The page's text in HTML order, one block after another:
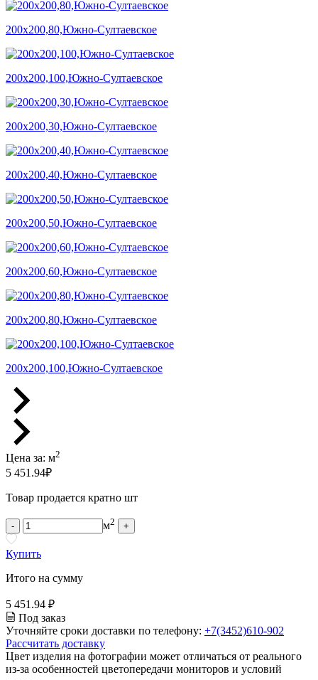
200х200,80,Южно-Султаевское
200х200,100,Южно-Султаевское
200х200,30,Южно-Султаевское
200х200,40,Южно-Султаевское
200х200,50,Южно-Султаевское
200х200,60,Южно-Султаевское
200х200,80,Южно-Султаевское
200х200,100,Южно-Султаевское
Цена за: м2
5 451.94₽
Товар продается кратно шт
- м2 +
Купить
Итого на сумму
5 451.94 ₽
Под заказ
Уточняйте сроки доставки по телефону: +7(3452)610-902
Рассчитать доставку
Цвет изделия на фотографии может отличаться от реального
из-за особенностей цветопередачи мониторов и условий